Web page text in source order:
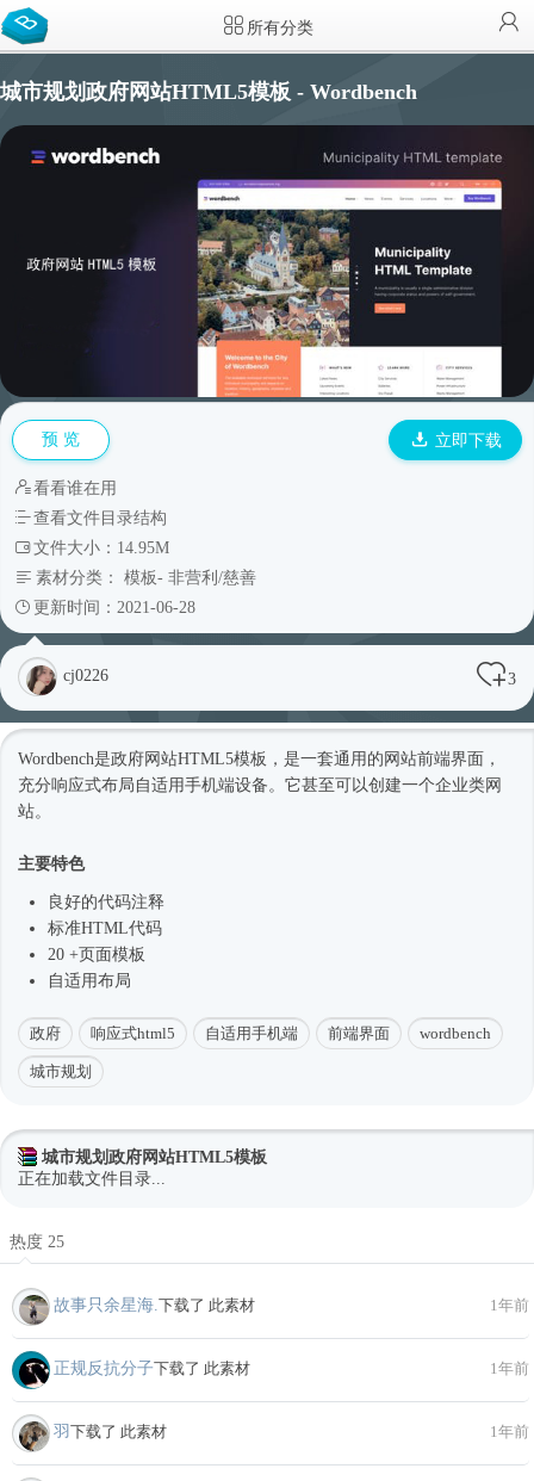
所有分类
城市规划政府网站HTML5模板 - Wordbench
预 览 立即下载
看看谁在用
查看文件目录结构
文件大小：14.95M
素材分类： 模板- 非营利/慈善
更新时间：2021-06-28
cj0226 3
Wordbench是政府网站HTML5模板 ，是一套通用的网站前端界面，
充分响应式布局自适用手机端设备。它甚至可以创建一个企业类网
站。
主要特色
良好的代码注释
标准HTML代码
20 +页面模板
自适用布局
政府 响应式html5 自适用手机端 前端界面 wordbench
城市规划
城市规划政府网站HTML5模板
正在加载文件目录...
热度 25
故事只余星海. 下载了 此素材 1年前
正规反抗分子下载了 此素材 1年前
羽 下载了 此素材 1年前